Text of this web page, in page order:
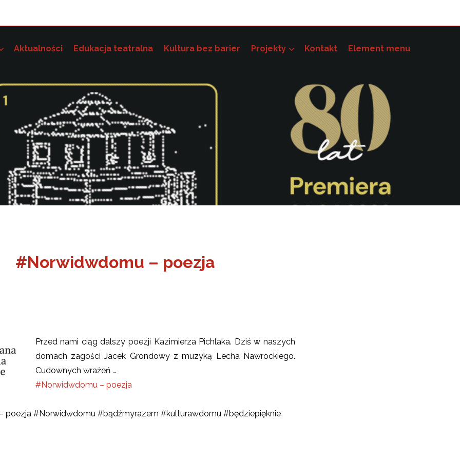
Aktualności Edukacja teatralna Kultura bez barier Projekty
szkoleniowo-grantowe
dostępność instytucji kultury i wdrażania standardów dostępności
Kontakt Element menu
#Norwidwdomu – poezja
Przed nami ciąg dalszy poezji Kazimierza Pichlaka. Dziś w naszych
domach zagości Jacek Grondowy z muzyką Lecha Nawrockiego.
Cudownych wrażeń …
#Norwidwdomu – poezja
poezja #Norwidwdomu #bądźmyrazem #kulturawdomu #będziepięknie